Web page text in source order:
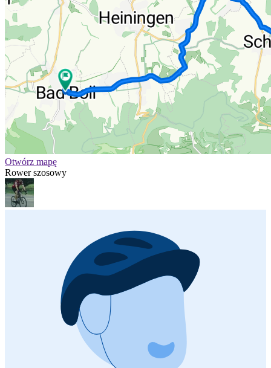
Otwórz mapę
Rower szosowy